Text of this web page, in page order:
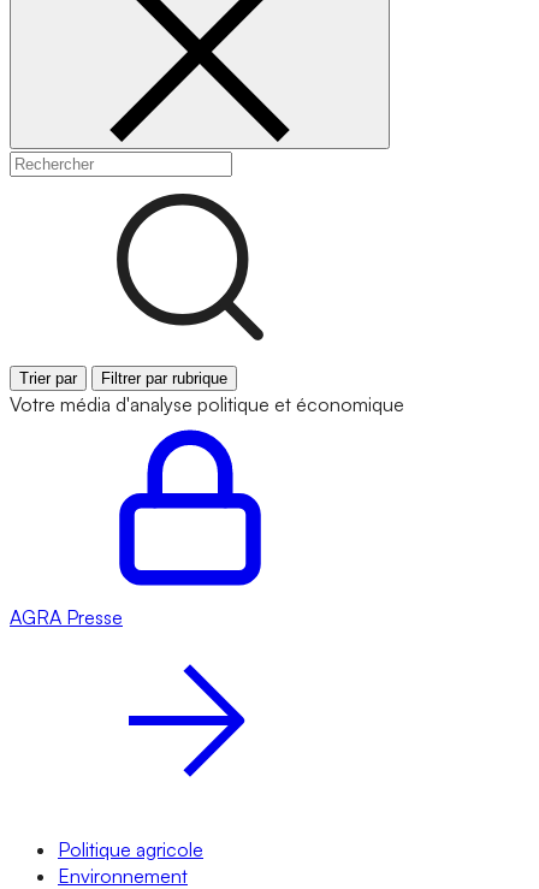
Trier par Filtrer par rubrique
Votre média d'analyse politique et économique
AGRA Presse
Politique agricole
Environnement